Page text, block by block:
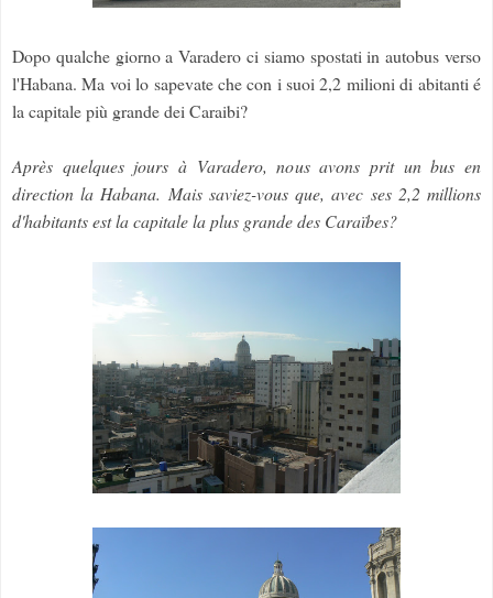
Dopo qualche giorno a Varadero ci siamo spostati in autobus verso
l'Habana. Ma voi lo sapevate che con i suoi 2,2 milioni di abitanti é
la capitale più grande dei Caraibi?
Après quelques jours à Varadero, nous avons prit un bus en
direction la Habana. Mais saviez-vous que, avec ses 2,2 millions
d'habitants est la capitale la plus grande des Caraïbes?